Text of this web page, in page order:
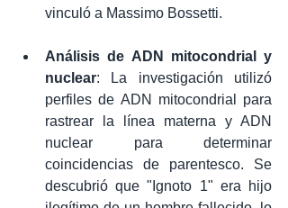
vinculó a Massimo Bossetti.
Análisis de ADN mitocondrial y
nuclear: La investigación utilizó
perfiles de ADN mitocondrial para
rastrear la línea materna y ADN
nuclear para determinar
coincidencias de parentesco. Se
descubrió que "Ignoto 1" era hijo